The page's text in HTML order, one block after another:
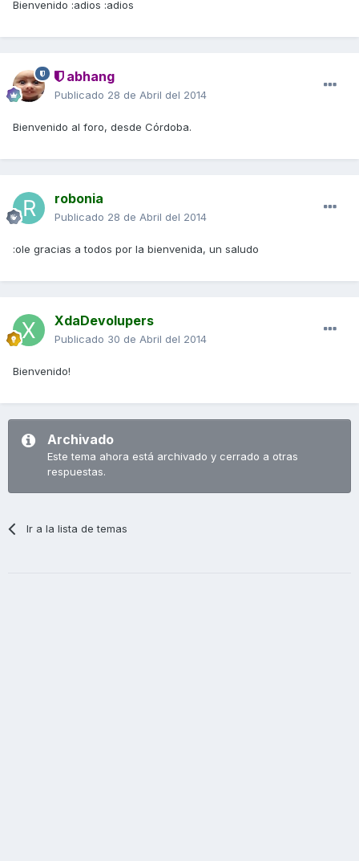
Bienvenido :adios :adios
abhang
Publicado 28 de Abril del 2014
Bienvenido al foro, desde Córdoba.
robonia
Publicado 28 de Abril del 2014
:ole gracias a todos por la bienvenida, un saludo
XdaDevolupers
Publicado 30 de Abril del 2014
Bienvenido!
Archivado
Este tema ahora está archivado y cerrado a otras
respuestas.
Ir a la lista de temas